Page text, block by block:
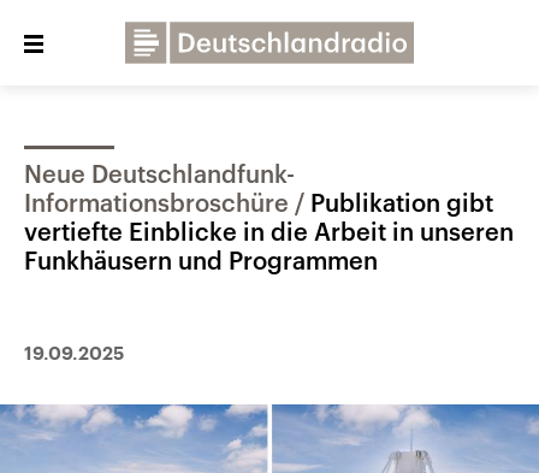
Close
Deutschlandfunk Nova
Über uns Programme
Dialog und Kontakt Veranstaltungen
Neue Deutschlandfunk-
Informationsbroschüre
Publikation gibt
vertiefte Einblicke in die Arbeit in unseren
Funkhäusern und Programmen
19.09.2025